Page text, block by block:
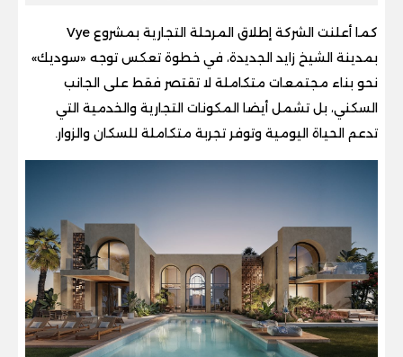
كما أعلنت الشركة إطلاق المرحلة التجارية بمشروع Vye
بمدينة الشيخ زايد الجديدة، في خطوة تعكس توجه «سوديك»
نحو بناء مجتمعات متكاملة لا تقتصر فقط على الجانب
السكني، بل تشمل أيضا المكونات التجارية والخدمية التي
تدعم الحياة اليومية وتوفر تجربة متكاملة للسكان والزوار.